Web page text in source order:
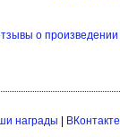
о произведении
награды
ВКонтакте